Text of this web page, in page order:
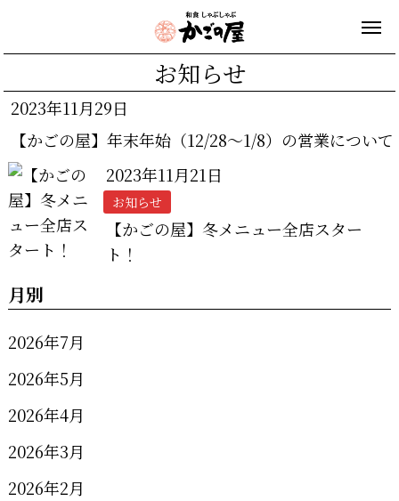
お知らせ
2023年11月29日
【かごの屋】年末年始（12/28～1/8）の営業について
2023年11月21日
お知らせ
【かごの屋】冬メニュー全店スター
ト！
月別
2026年7月
2026年5月
2026年4月
2026年3月
2026年2月